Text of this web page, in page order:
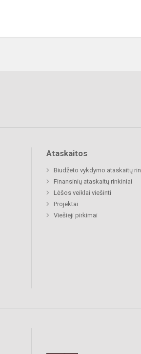
Ataskaitos
Biudžeto vykdymo ataskaitų
Finansinių ataskaitų rinkiniai
Lėšos veiklai viešinti
Projektai
Viešieji pirkimai